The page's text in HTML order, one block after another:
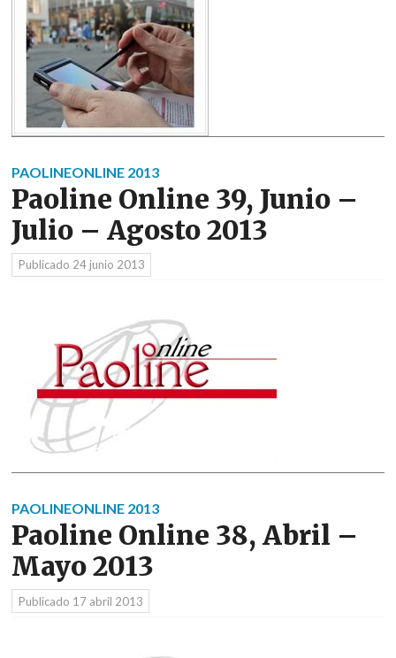
PAOLINEONLINE 2013
Paoline Online 39, Junio –
Julio – Agosto 2013
Publicado 24 junio 2013
PAOLINEONLINE 2013
Paoline Online 38, Abril –
Mayo 2013
Publicado 17 abril 2013